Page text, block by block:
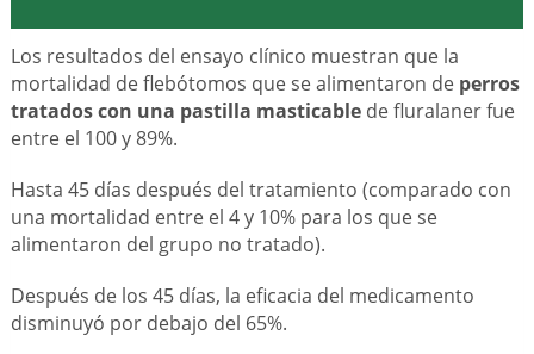
Los resultados del ensayo clínico muestran que la
mortalidad de flebótomos que se alimentaron de perros
tratados con una pastilla masticablede fluralaner fue
entre el 100 y 89%.
Hasta 45 días después del tratamiento (comparado con
una mortalidad entre el 4 y 10% para los que se
alimentaron del grupo no tratado).
Después de los 45 días, la eficacia del medicamento
disminuyó por debajo del 65%.